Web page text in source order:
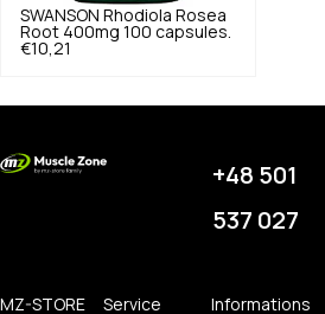
SWANSON Rhodiola Rosea
Root 400mg 100 capsules.
€10,21
+48 501
537 027
MZ-STORE
Service
Informations